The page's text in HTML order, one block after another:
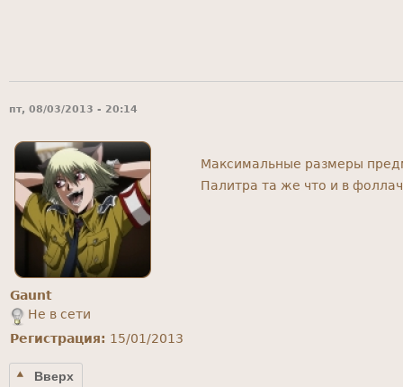
пт, 08/03/2013 - 20:14
Gaunt
Не в сети
Регистрация: 15/01/2013
Максимальные размеры
Палитра та же что и в
Вверх